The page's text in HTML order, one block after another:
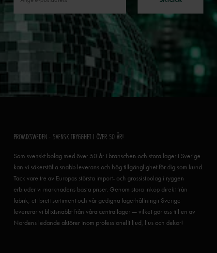
PROMIXSWEDEN - SVENSK TRYGGHET I ÖVER 50 ÅR!
Som svenskt bolag med över 50 år i branschen och stora lager i Sverige
kan vi säkerställa snabb leverans och hög tillgänglighet för dig som kund.
Tack vare tre av Europas största import- och grossistbolag i ryggen
erbjuder vi marknadens bästa priser. Genom stora inköp direkt från
fabrik, ett brett sortiment och vår gedigna lagerhållning i Sverige
levererar vi blixtsnabbt från våra centrallager — vilket gör oss till en av
Nordens ledande aktörer inom professionellt ljud, ljus och dekor!